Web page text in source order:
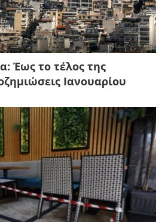
Έως το τέλος της
Ιανουαρίου